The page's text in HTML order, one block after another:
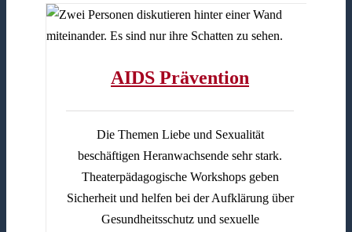
AIDS Prävention
Die Themen Liebe und Sexualität
beschäftigen Heranwachsende sehr stark.
Theaterpädagogische Workshops geben
Sicherheit und helfen bei der Aufklärung über
Gesundheitsschutz und sexuelle